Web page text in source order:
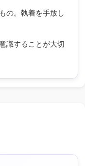
の。執着を手放し
識することが大切